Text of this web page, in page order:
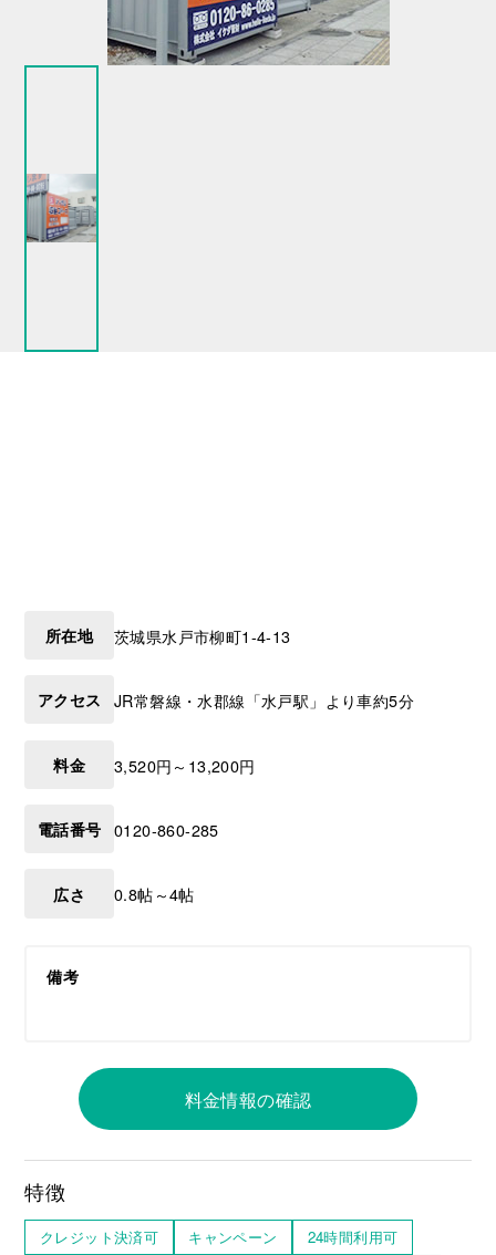
所在地 茨城県水戸市柳町1-4-13
アクセス JR常磐線・水郡線「水戸駅」より車約5分
料金 3,520円～13,200円
電話番号 0120-860-285
広さ 0.8帖～4帖
備考
料金情報の確認
特徴
クレジット決済可 キャンペーン
24時間利用可